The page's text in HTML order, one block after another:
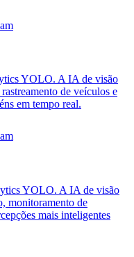
YOLO. A IA de visão
de veículos e
em tempo real.
YOLO. A IA de visão
monitoramento de
mais inteligentes